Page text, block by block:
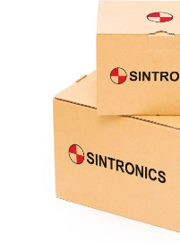
módulos antiguos a un
de módulos